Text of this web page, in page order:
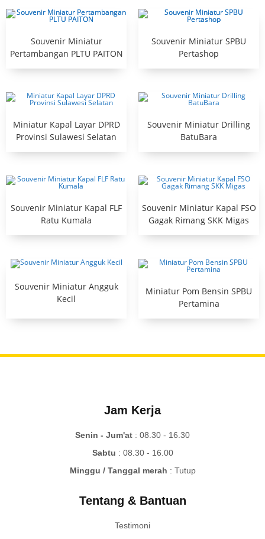
Souvenir Miniatur
Pertambangan PLTU PAITON
Souvenir Miniatur SPBU
Pertashop
Miniatur Kapal Layar DPRD
Provinsi Sulawesi Selatan
Souvenir Miniatur Drilling
BatuBara
Souvenir Miniatur Kapal FLF
Ratu Kumala
Souvenir Miniatur Kapal FSO
Gagak Rimang SKK Migas
Souvenir Miniatur Angguk
Kecil
Miniatur Pom Bensin SPBU
Pertamina
Jam Kerja
Senin - Jum'at : 08.30 - 16.30
Sabtu : 08.30 - 16.00
Minggu / Tanggal merah : Tutup
Tentang & Bantuan
Testimoni